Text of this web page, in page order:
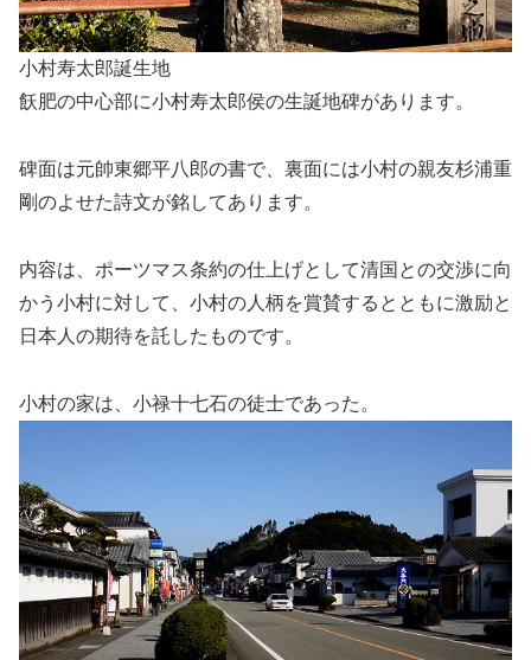
小村寿太郎誕生地
飫肥の中心部に小村寿太郎侯の生誕地碑があります。
碑面は元帥東郷平八郎の書で、裏面には小村の親友杉浦重
剛のよせた詩文が銘してあります。
内容は、ポーツマス条約の仕上げとして清国との交渉に向
かう小村に対して、小村の人柄を賞賛するとともに激励と
日本人の期待を託したものです。
小村の家は、小禄十七石の徒士であった。